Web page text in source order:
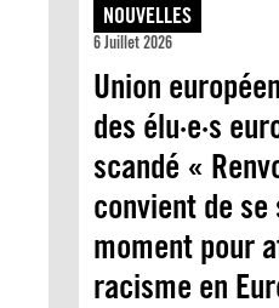
NOUVELLES
6 Juillet 2026
Union
des élu·e·s
scandé «
convient de
moment pour
racisme en